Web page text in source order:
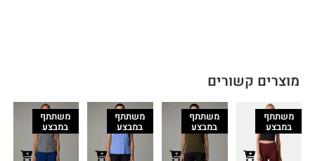
מוצרים קשורים
משתתף
במבצע
משתתף
במבצע
משתתף
במבצע
משתתף
במבצע